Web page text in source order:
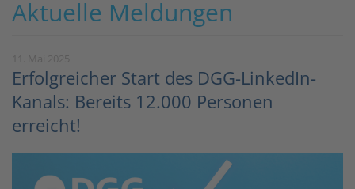
Aktuelle Meldungen
Erfolgreicher Start des DGG-LinkedIn-
Kanals: Bereits 12.000 Personen
erreicht!